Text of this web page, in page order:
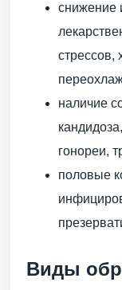
снижение
стрессов,
наличие
гонореи,
половые
Виды